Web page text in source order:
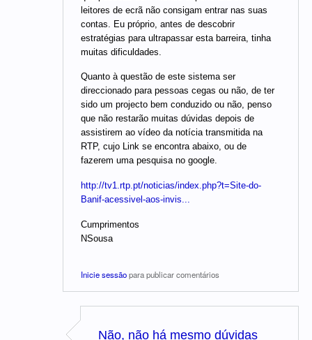
leitores de ecrã não consigam entrar nas suas
contas. Eu próprio, antes de descobrir
estratégias para ultrapassar esta barreira, tinha
muitas dificuldades.
Quanto à questão de este sistema ser
direccionado para pessoas cegas ou não, de ter
sido um projecto bem conduzido ou não, penso
que não restarão muitas dúvidas depois de
assistirem ao vídeo da notícia transmitida na
RTP, cujo Link se encontra abaixo, ou de
fazerem uma pesquisa no google.
http://tv1.rtp.pt/noticias/index.php?t=Site-do-
Banif-acessivel-aos-invis...
Cumprimentos
NSousa
Inicie sessãopara publicar comentários
Não, não há mesmo dúvidas